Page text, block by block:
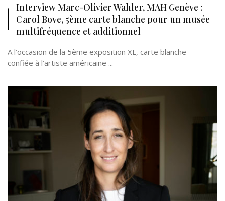
Interview Marc-Olivier Wahler, MAH Genève :
Carol Bove, 5ème carte blanche pour un musée
multifréquence et additionnel
A l’occasion de la 5ème exposition XL, carte blanche
confiée à l’artiste américaine ...